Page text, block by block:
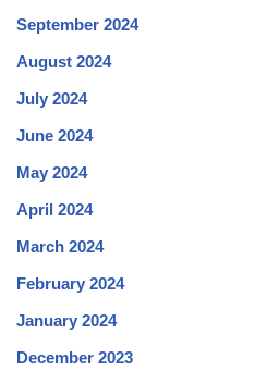
September 2024
August 2024
July 2024
June 2024
May 2024
April 2024
March 2024
February 2024
January 2024
December 2023